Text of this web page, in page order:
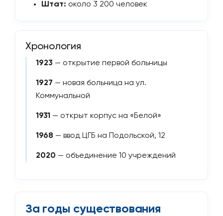
Штат: около 3 200 человек
Хронология
1923 — открытие первой больницы
1927 — новая больница на ул.
Коммунальной
1931 — открыт корпус на «Белой»
1968 — ввод ЦГБ на Подольской, 12
2020 — объединение 10 учреждений
За годы существования